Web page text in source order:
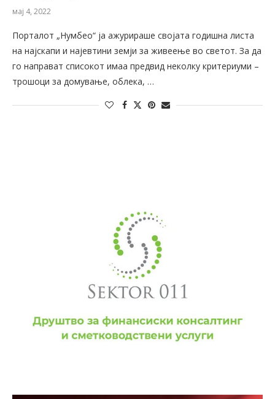
мај 4, 2022
Порталот „Нумбео“ ја ажурираше својата годишна листа
на најскапи и најевтини земји за живеење во светот. За да
го направат списокот имаа предвид неколку критериуми –
трошоци за домување, облека, …